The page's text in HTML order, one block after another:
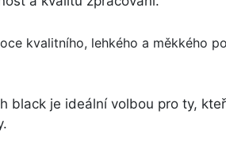
kvalitního, lehkého a měkkého
black je ideální volbou pro ty,